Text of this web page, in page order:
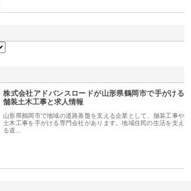
株式会社アドバンスロードが山形県鶴岡市で手がける
舗装土木工事と求人情報
山形県鶴岡市で地域の道路基盤を支える企業として、舗装工事や
土木工事を手がける専門会社があります。地域住民の生活を支え
る道…